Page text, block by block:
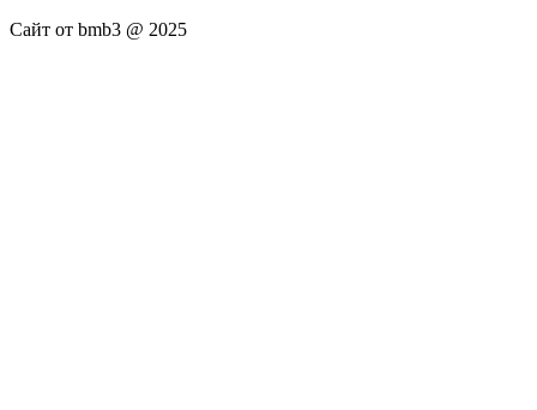
Сайт от bmb3 @ 2025